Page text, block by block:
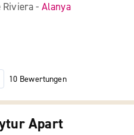
- Alanya
10 Bewertungen
Apart